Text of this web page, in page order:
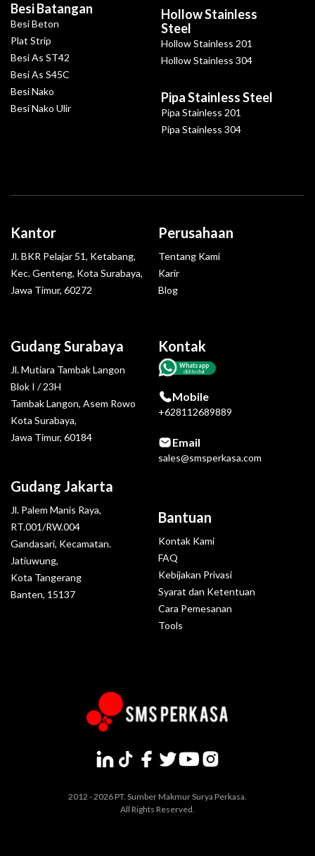
Besi Batangan
Besi Beton
Plat Strip
Besi As ST42
Besi As S45C
Besi Nako
Besi Nako Ulir
Hollow Stainless
Steel
Hollow Stainless 201
Hollow Stainless 304
Pipa Stainless Steel
Pipa Stainless 201
Pipa Stainless 304
Gudang Surabaya
Jl. Mutiara Tambak Langon
Blok I / 23H
Tambak Langon, Asem Rowo
Kota Surabaya,
Jawa Timur, 60184
Gudang Jakarta
Jl. Palem Manis Raya,
RT.001/RW.004
Gandasari, Kecamatan.
Jatiuwung,
Kota Tangerang
Banten, 15137
Kantor
Jl. BKR Pelajar 51, Ketabang,
Kec. Genteng, Kota Surabaya,
Jawa Timur, 60272
Kontak
Whatsapp
click to chat
Mobile
+628112689889
Email
sales@smsperkasa.com
Perusahaan
Tentang Kami
Karir
Blog
Bantuan
Kontak Kami
FAQ
Kebijakan Privasi
Syarat dan Ketentuan
Cara Pemesanan
Tools
2012 - 2026 PT. Sumber Makmur Surya Perkasa.
All Rights Reserved.